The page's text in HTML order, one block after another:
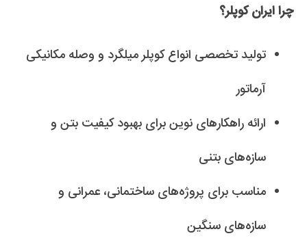
چرا ایران کوپلر؟
تولید تخصصی انواع کوپلر میلگرد و وصله مکانیکی
آرماتور
ارائه راهکارهای نوین برای بهبود کیفیت بتن و
سازه‌های بتنی
مناسب برای پروژه‌های ساختمانی، عمرانی و
سازه‌های سنگین